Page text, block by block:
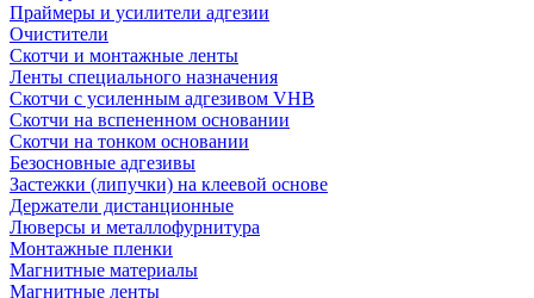
Праймеры и усилители адгезии
Очистители
Скотчи и монтажные ленты
Ленты специального назначения
Скотчи с усиленным адгезивом VHB
Скотчи на вспененном основании
Скотчи на тонком основании
Безосновные адгезивы
Застежки (липучки) на клеевой основе
Держатели дистанционные
Люверсы и металлофурнитура
Монтажные пленки
Магнитные материалы
Магнитные ленты